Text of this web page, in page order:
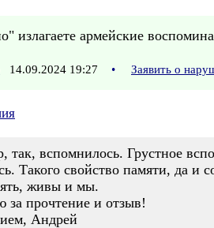
излагаете армейские
14.09.2024 19:27 • Заявить о
так, вспомнилось. Грустное
Такого свойство памяти, да и
живы и мы.
за прочтение и отзыв!
Андрей